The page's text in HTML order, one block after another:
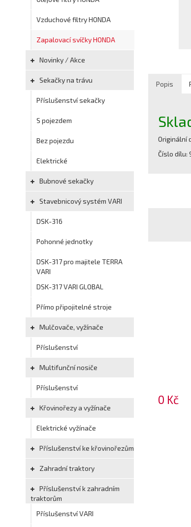
Vzduchové filtry HONDA
Zapalovací svíčky HONDA
Novinky / Akce
Sekačky na trávu
Příslušenství sekačky
S pojezdem
Bez pojezdu
Elektrické
Bubnové sekačky
Stavebnicový systém VARI
DSK-316
Pohonné jednotky
DSK-317 pro majitele TERRA
VARI
DSK-317 VARI GLOBAL
Přímo připojitelné stroje
Mulčovače, vyžínače
Příslušenství
Multifunční nosiče
Příslušenství
Křovinořezy a vyžínače
Elektrické vyžínače
Příslušenství ke křovinořezům
Zahradní traktory
Příslušenství k zahradním
traktorům
Příslušenství VARI
Popis
Originální
Číslo dílu:
0 Kč